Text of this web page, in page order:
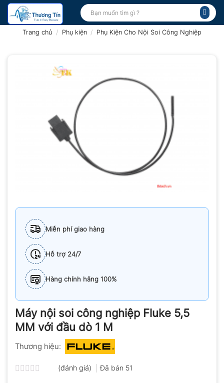
Bỏ
qua
Tìm
kiếm:
Trang chủ / Phụ kiện / Phụ Kiện Cho Nội Soi Công Nghiệp
Miễn phí giao hàng
Hỗ trợ 24/7
Hàng chính hãng 100%
Máy nội soi công nghiệp Fluke 5,5
MM với đầu dò 1 M
Thương hiệu:
(đánh giá) Đã bán 51